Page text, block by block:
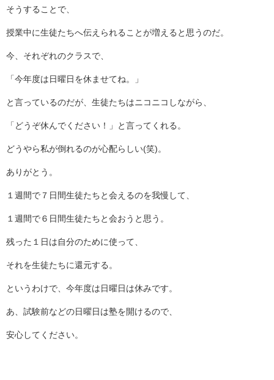
そうすることで、
授業中に生徒たちへ伝えられることが増えると思うのだ。
今、それぞれのクラスで、
「今年度は日曜日を休ませてね。」
と言っているのだが、生徒たちはニコニコしながら、
「どうぞ休んでください！」と言ってくれる。
どうやら私が倒れるのが心配らしい(笑)。
ありがとう。
１週間で７日間生徒たちと会えるのを我慢して、
１週間で６日間生徒たちと会おうと思う。
残った１日は自分のために使って、
それを生徒たちに還元する。
というわけで、今年度は日曜日は休みです。
あ、試験前などの日曜日は塾を開けるので、
安心してください。